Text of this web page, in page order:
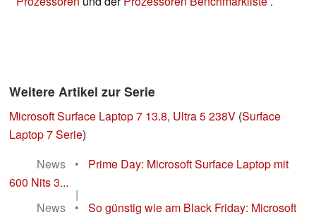
Weitere Artikel zur Serie
Microsoft Surface Laptop 7 13.8, Ultra 5 238V (Surface
Laptop 7 Serie)
News
•
Prime Day: Microsoft Surface Laptop mit
600 Nits 3...
|
News
•
So günstig wie am Black Friday: Microsoft